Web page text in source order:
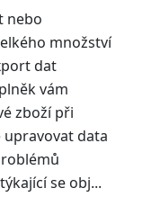
nebo
množství
dat
vám
zboží při
data
se obj...